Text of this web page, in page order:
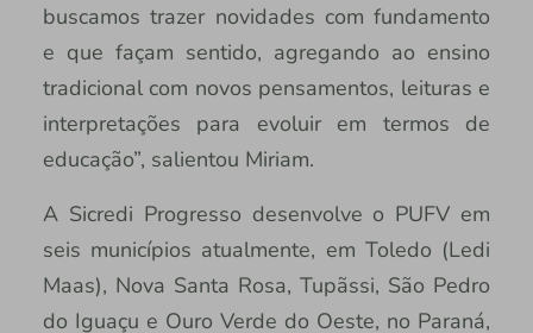
buscamos trazer novidades com fundamento
e que façam sentido, agregando ao ensino
tradicional com novos pensamentos, leituras e
interpretações para evoluir em termos de
educação”, salientou Miriam.
A Sicredi Progresso desenvolve o PUFV em
seis municípios atualmente, em Toledo (Ledi
Maas), Nova Santa Rosa, Tupãssi, São Pedro
do Iguaçu e Ouro Verde do Oeste, no Paraná,